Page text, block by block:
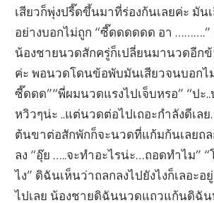
เสียวก็พุ่งปรี๊ดขึ้นมาที่ร่องก้นเลยค่ะ มัน
อย่างบอกไม่ถูก “ซี๊ดดดดดด อา ……….”
น้องชายนวดสักครู่ก็เปลี่ยนมานวดอีกข้
ค่ะ พอนวดโดนข้อพับมันเสียวจนบอกไ
ซี๊ดดด”“พี่ผมนวดแรงไปเจ็บหรอ” “ปะ
หวิวๆน่ะ ..แต่นวดต่อไปเถอะกำลังดีเล
ต้นขาต่อสักพักก็จะนวดที่แก้มก้นเลยถล
ลง “อุ๊ย …..จะทำอะไรน่ะ…ถอดทำไม” “
ไง” ดิฉันเห็นว่าถลกลงไปยังไงก็เลอะอ
ไปเลย น้องชายดิฉันนวดแถวแก้นดิฉั